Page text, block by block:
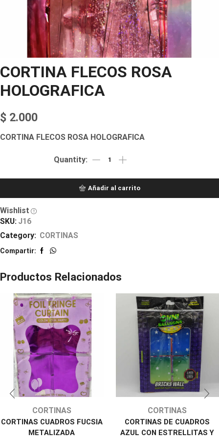
CORTINA FLECOS ROSA
HOLOGRAFICA
$ 2.000
CORTINA FLECOS ROSA HOLOGRAFICA
Añadir al carrito
Wishlist
SKU: J16
Category: CORTINAS
Compartir:
Productos Relacionados
CORTINAS
CORTINAS CUADROS FUCSIA
METALIZADA
CORTINAS
CORTINAS DE CUADROS
AZUL CON ESTRELLITAS Y